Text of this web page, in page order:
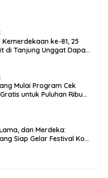
Kemerdekaan ke-81, 25
di Tanjung Unggat Dapat
Mulai Program Cek
untuk Puluhan Ribu
dan Merdeka:
Siap Gelar Festival Kopi